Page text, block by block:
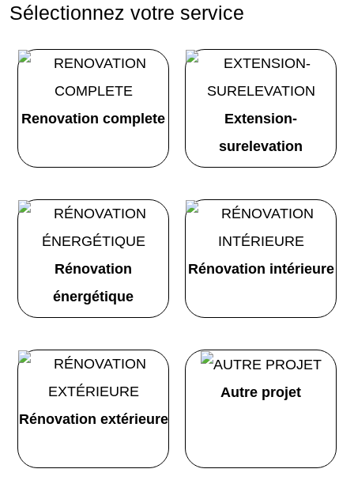
Sélectionnez votre service
Renovation complete
Extension-
surelevation
Rénovation
énergétique
Rénovation intérieure
Rénovation extérieure
Autre projet